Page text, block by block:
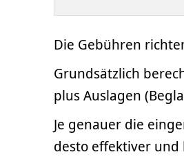
Die Gebühren
Grundsätzlich
plus Auslagen
Je genauer die
desto effektiver